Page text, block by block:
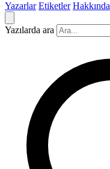
Yazarlar Etiketler Hakkında
Yazılarda ara